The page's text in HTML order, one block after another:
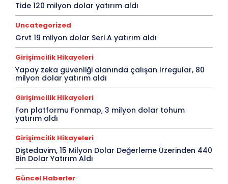
Tide 120 milyon dolar yatırım aldı
Uncategorized
Grvt 19 milyon dolar Seri A yatırım aldı
Girişimcilik Hikayeleri
Yapay zeka güvenliği alanında çalışan Irregular, 80
milyon dolar yatırım aldı
Girişimcilik Hikayeleri
Fon platformu Fonmap, 3 milyon dolar tohum
yatırım aldı
Girişimcilik Hikayeleri
Diştedavim, 15 Milyon Dolar Değerleme Üzerinden 440
Bin Dolar Yatırım Aldı
Güncel Haberler